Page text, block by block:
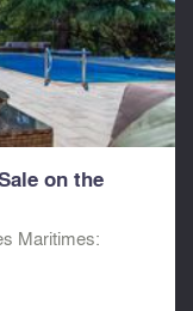
on the
Maritimes: